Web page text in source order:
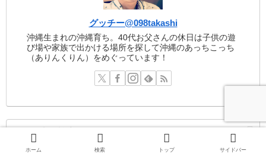
グッチー@098takashi
沖縄生まれの沖縄育ち。40代お父さんの休日は子供の遊
び場や家族で出かける場所を探して沖縄のあっちこっち
（ありんくりん）をめぐっています！
ホーム 検索 トップ サイドバー